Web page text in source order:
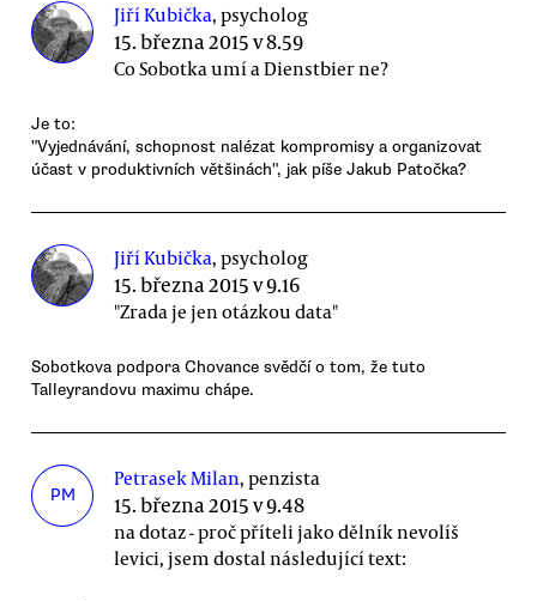
Jiří Kubička, psycholog
15. března 2015 v 8.59
Co Sobotka umí a Dienstbier ne?
Je to:
"Vyjednávání, schopnost nalézat kompromisy a organizovat
účast v produktivních většinách", jak píše Jakub Patočka?
Jiří Kubička, psycholog
15. března 2015 v 9.16
"Zrada je jen otázkou data"
Sobotkova podpora Chovance svědčí o tom, že tuto
Talleyrandovu maximu chápe.
PM
Petrasek Milan, penzista
15. března 2015 v 9.48
na dotaz - proč příteli jako dělník nevolíš
levici, jsem dostal následující text: